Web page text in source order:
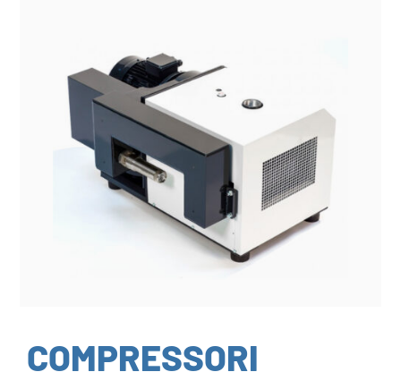
COMPRESSORI